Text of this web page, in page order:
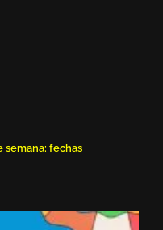
semana: fechas